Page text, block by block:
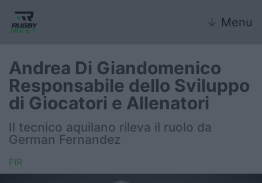
↓ Menu
Nazionale
Nazionali giovanili
FIR
Andrea Di Giandomenico
Responsabile dello Sviluppo
di Giocatori e Allenatori
Il tecnico aquilano rileva il ruolo da
German Fernandez
FIR